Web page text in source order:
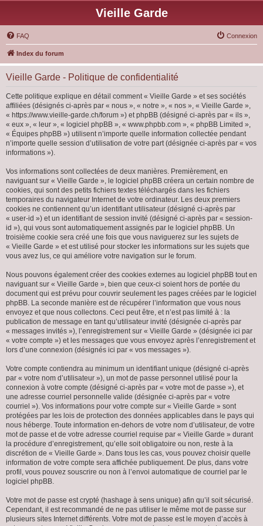
Vieille Garde
FAQ Connexion
Index du forum
Vieille Garde - Politique de confidentialité
Cette politique explique en détail comment « Vieille Garde » et ses sociétés
affiliées (désignés ci-après par « nous », « notre », « nos », « Vieille Garde »,
« https://www.vieille-garde.ch/forum ») et phpBB (désigné ci-après par « ils »,
« eux », « leur », « logiciel phpBB », « www.phpbb.com », « phpBB Limited »,
« Équipes phpBB ») utilisent n’importe quelle information collectée pendant
n’importe quelle session d’utilisation de votre part (désignée ci-après par « vos
informations »).
Vos informations sont collectées de deux manières. Premièrement, en
naviguant sur « Vieille Garde », le logiciel phpBB créera un certain nombre de
cookies, qui sont des petits fichiers textes téléchargés dans les fichiers
temporaires du navigateur Internet de votre ordinateur. Les deux premiers
cookies ne contiennent qu’un identifiant utilisateur (désigné ci-après par
« user-id ») et un identifiant de session invité (désigné ci-après par « session-
id »), qui vous sont automatiquement assignés par le logiciel phpBB. Un
troisième cookie sera créé une fois que vous naviguerez sur les sujets de
« Vieille Garde » et est utilisé pour stocker les informations sur les sujets que
vous avez lus, ce qui améliore votre navigation sur le forum.
Nous pouvons également créer des cookies externes au logiciel phpBB tout en
naviguant sur « Vieille Garde », bien que ceux-ci soient hors de portée du
document qui est prévu pour couvrir seulement les pages créées par le logiciel
phpBB. La seconde manière est de récupérer l’information que vous nous
envoyez et que nous collectons. Ceci peut être, et n’est pas limité à : la
publication de message en tant qu’utilisateur invité (désignée ci-après par
« messages invités »), l’enregistrement sur « Vieille Garde » (désignée ici par
« votre compte ») et les messages que vous envoyez après l’enregistrement et
lors d’une connexion (désignés ici par « vos messages »).
Votre compte contiendra au minimum un identifiant unique (désigné ci-après
par « votre nom d’utilisateur »), un mot de passe personnel utilisé pour la
connexion à votre compte (désigné ci-après par « votre mot de passe »), et
une adresse courriel personnelle valide (désignée ci-après par « votre
courriel »). Vos informations pour votre compte sur « Vieille Garde » sont
protégées par les lois de protection des données applicables dans le pays qui
nous héberge. Toute information en-dehors de votre nom d’utilisateur, de votre
mot de passe et de votre adresse courriel requise par « Vieille Garde » durant
la procédure d’enregistrement, qu’elle soit obligatoire ou non, reste à la
discrétion de « Vieille Garde ». Dans tous les cas, vous pouvez choisir quelle
information de votre compte sera affichée publiquement. De plus, dans votre
profil, vous pouvez souscrire ou non à l’envoi automatique de courriel par le
logiciel phpBB.
Votre mot de passe est crypté (hashage à sens unique) afin qu’il soit sécurisé.
Cependant, il est recommandé de ne pas utiliser le même mot de passe sur
plusieurs sites Internet différents. Votre mot de passe est le moyen d’accès à